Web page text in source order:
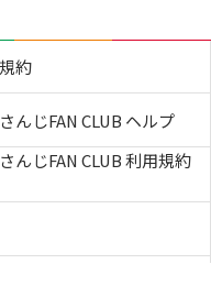
ANYCOLOR
ン/新規登録
約
んじFAN CLUB ヘルプ
んじFAN CLUB 利用規約